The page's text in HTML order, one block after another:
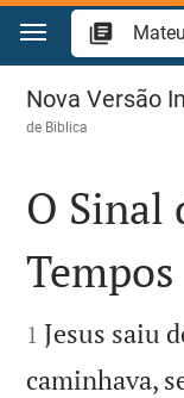
Ir para o conteúdo
Mateus 24
Nova Versão
de Biblica

O Sinal
Tempos

1 Jesus saiu
caminhava,